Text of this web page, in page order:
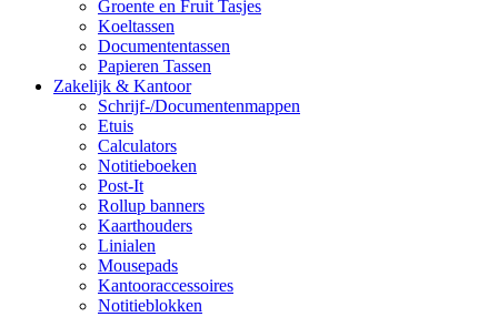
Groente en Fruit Tasjes
Koeltassen
Documententassen
Papieren Tassen
Zakelijk & Kantoor
Schrijf-/Documentenmappen
Etuis
Calculators
Notitieboeken
Post-It
Rollup banners
Kaarthouders
Linialen
Mousepads
Kantooraccessoires
Notitieblokken